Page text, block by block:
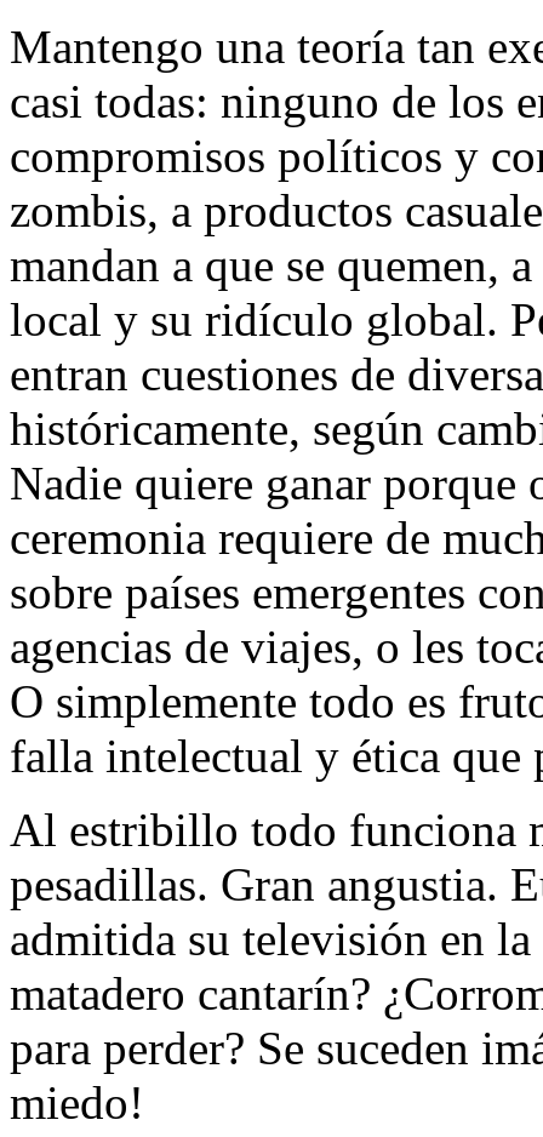
Mantengo una teoría tan
casi todas: ninguno de los
compromisos políticos y
zombis, a productos
mandan a que se quemen,
local y su ridículo global.
entran cuestiones de
históricamente, según
Nadie quiere ganar porque
ceremonia requiere de
sobre países emergentes
agencias de viajes, o les
O simplemente todo es
falla intelectual y ética que
Al estribillo todo funciona
pesadillas. Gran angustia.
admitida su televisión en
matadero cantarín?
para perder? Se suceden
miedo!